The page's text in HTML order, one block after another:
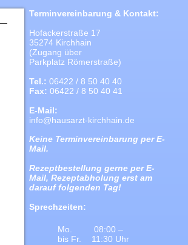
Terminvereinbarung & Kontakt:
Hofackerstraße 17
35274 Kirchhain
(Zugang über
Parkplatz Römerstraße)
Tel.: 06422 / 8 50 40 40
Fax: 06422 / 8 50 40 41
E-Mail:
info@hausarzt-kirchhain.de
Keine Terminvereinbarung per E-
Mail.
Rezeptbestellung gerne per E-
Mail, Rezeptabholung erst am
darauf folgenden Tag!
Sprechzeiten:
Mo.
bis Fr.
08:00 –
11:30 Uhr